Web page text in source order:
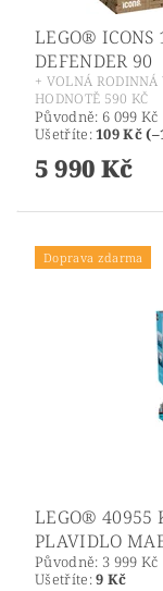
LEGO® ICONS
DEFENDER 90
+ VOLNÁ RODINNÁ
HODNOTĚ 590 KČ
Původně: 6 099 Kč
Ušetříte:109 Kč
5 990 Kč
Doprava zdarma
LEGO® 40955
PLAVIDLO
Původně: 3 999 Kč
Ušetříte:9 Kč